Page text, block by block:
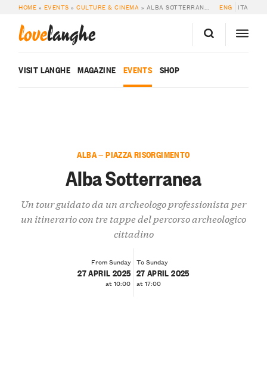
HOME » EVENTS »CULTURE & CINEMA » ALBA SOTTERRANEA ENG ITA
lovelanghe
VISIT LANGHE MAGAZINE EVENTS SHOP
ALBA — PIAZZA RISORGIMENTO
Alba Sotterranea
Un tour guidato da un archeologo professionista per
un itinerario con tre tappe del percorso archeologico
cittadino
From Sunday
27 APRIL 2025
at 10:00
To Sunday
27 APRIL 2025
at 17:00